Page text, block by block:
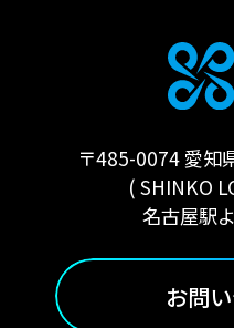
〒485-0074 愛知
( SHINKO
名古屋駅
お問